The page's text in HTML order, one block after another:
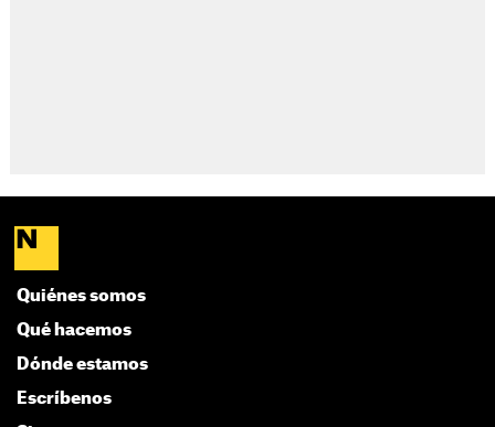
Quiénes somos
Qué hacemos
Dónde estamos
Escríbenos